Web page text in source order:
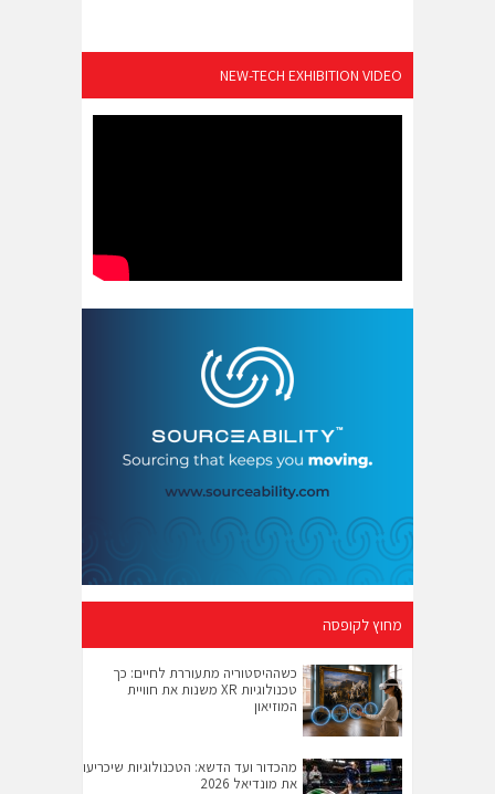
NEW-TECH EXHIBITION VIDEO
מחוץ לקופסה
כשההיסטוריה מתעוררת לחיים: כך
טכנולוגיות XR משנות את חוויית
המוזיאון
מהכדור ועד הדשא: הטכנולוגיות שיכריעו
את מונדיאל 2026